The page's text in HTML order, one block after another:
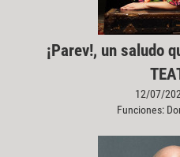
¡Parev!, un saludo
12/07/
Funciones: